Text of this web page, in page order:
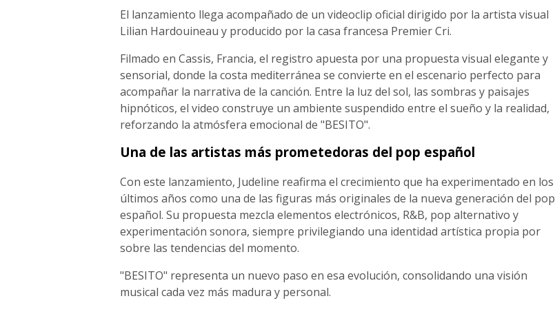
El lanzamiento llega acompañado de un videoclip oficial dirigido por la artista visual
Lilian Hardouineau y producido por la casa francesa Premier Cri.
Filmado en Cassis, Francia, el registro apuesta por una propuesta visual elegante y
sensorial, donde la costa mediterránea se convierte en el escenario perfecto para
acompañar la narrativa de la canción. Entre la luz del sol, las sombras y paisajes
hipnóticos, el video construye un ambiente suspendido entre el sueño y la realidad,
reforzando la atmósfera emocional de "BESITO".
Una de las artistas más prometedoras del pop español
Con este lanzamiento, Judeline reafirma el crecimiento que ha experimentado en los
últimos años como una de las figuras más originales de la nueva generación del pop
español. Su propuesta mezcla elementos electrónicos, R&B, pop alternativo y
experimentación sonora, siempre privilegiando una identidad artística propia por
sobre las tendencias del momento.
"BESITO" representa un nuevo paso en esa evolución, consolidando una visión
musical cada vez más madura y personal.